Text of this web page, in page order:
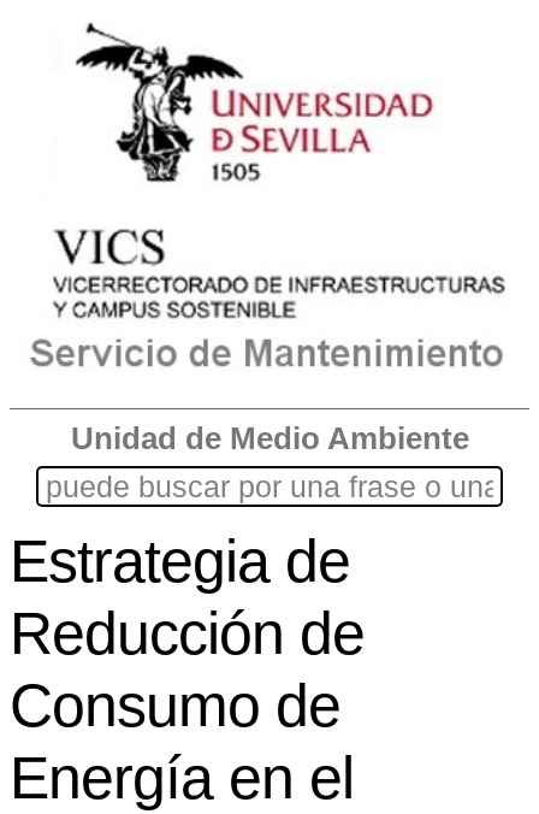
Unidad de Medio Ambiente
Estrategia de
Reducción de
Consumo de
Energía en el